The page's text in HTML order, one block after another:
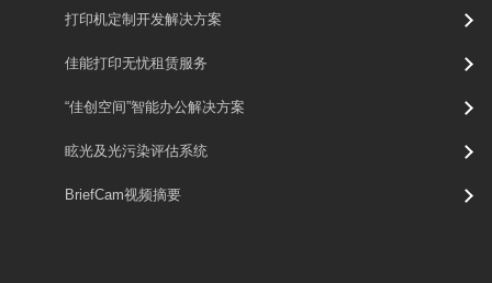
打印机定制开发解决方案
佳能打印无忧租赁服务
“佳创空间”智能办公解决方案
眩光及光污染评估系统
BriefCam视频摘要